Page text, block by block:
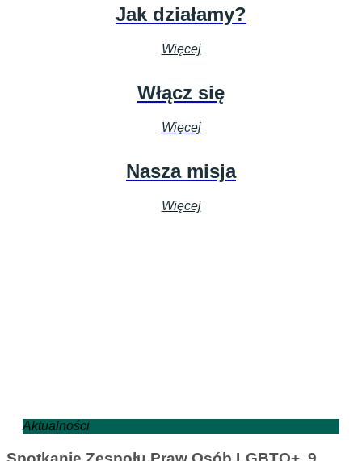
Jak działamy?
Więcej
Włącz się
Więcej
Nasza misja
Więcej
Aktualności